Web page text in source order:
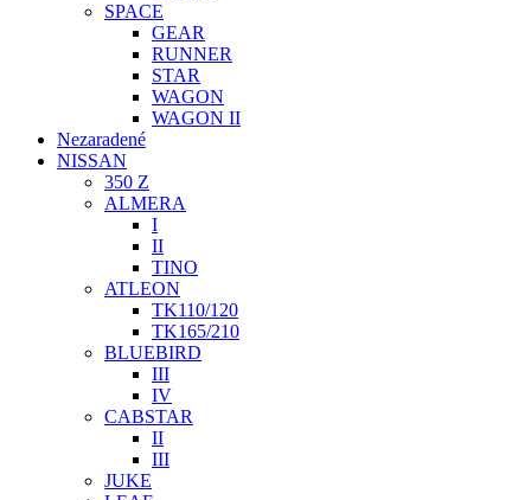
SPACE
GEAR
RUNNER
STAR
WAGON
WAGON II
Nezaradené
NISSAN
350 Z
ALMERA
I
II
TINO
ATLEON
TK110/120
TK165/210
BLUEBIRD
III
IV
CABSTAR
II
III
JUKE